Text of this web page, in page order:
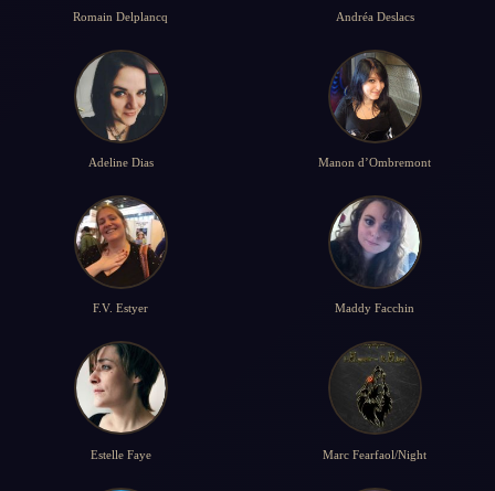
Romain Delplancq Andréa Deslacs
Adeline Dias Manon d’Ombremont
F.V. Estyer Maddy Facchin
Estelle Faye Marc Fearfaol/Night